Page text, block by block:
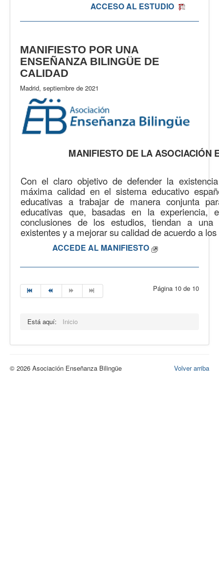
ACCESO AL ESTUDIO
MANIFIESTO POR UNA
ENSEÑANZA BILINGÜE DE
CALIDAD
Madrid, septiembre de 2021
MANIFIESTO DE LA ASOCIACIÓN
Con el claro objetivo de defender la
máxima calidad en el sistema educativo
educativas a trabajar de manera conjunta
educativas que, basadas en la
conclusiones de los estudios, tiendan a una
existentes y a mejorar su calidad de acuerdo a
ACCEDE AL MANIFIESTO
Página 10 de 10
Está aquí: Inicio
Volver arriba
© 2026 Asociación Enseñanza Bilingüe